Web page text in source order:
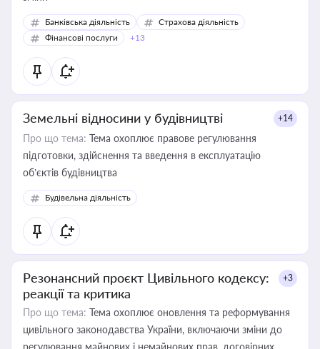
Банківська діяльність
Страхова діяльність
Фінансові послуги
+13
Земельні відносини у будівництві +14
Про що тема: Тема охоплює правове регулювання
підготовки, здійснення та введення в експлуатацію
об’єктів будівництва
Будівельна діяльність
Резонансний проєкт Цивільного кодексу:
реакції та критика
+3
Про що тема: Тема охоплює оновлення та реформування
цивільного законодавства України, включаючи зміни до
регулювання майнових і немайнових прав, договірних